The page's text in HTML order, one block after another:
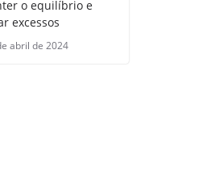
o equilíbrio e
excessos
abril de 2024